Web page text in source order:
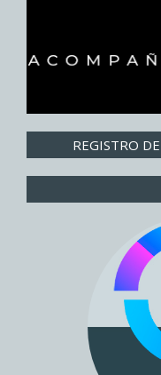
REGISTRO